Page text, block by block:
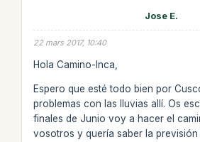
Jose E.
22 mars 2017, 10:40
Hola Camino-Inca,
Espero que esté todo bien por
problemas con las lluvias allí. Os
finales de Junio voy a hacer el
vosotros y quería saber la previsión